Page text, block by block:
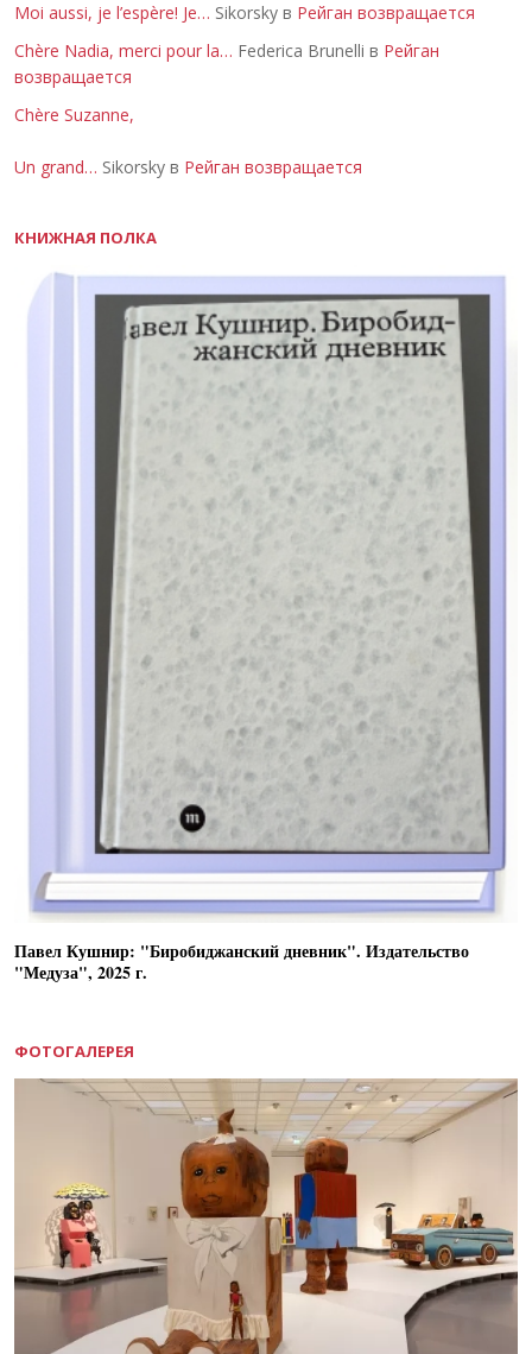
Moi aussi, je l’espère! Je… Sikorsky в Рейган возвращается
Chère Nadia, merci pour la… Federica Brunelli в Рейган
возвращается
Chère Suzanne,
Un grand… Sikorsky в Рейган возвращается
КНИЖНАЯ ПОЛКА
Павел Кушнир: "Биробиджанский дневник". Издательство
"Медуза", 2025 г.
ФОТОГАЛЕРЕЯ